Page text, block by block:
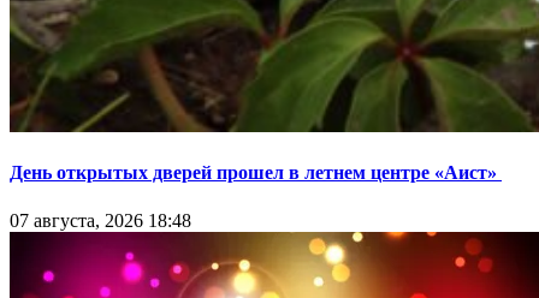
День открытых дверей прошел в летнем центре «Аист»
07 августа, 2026 18:48